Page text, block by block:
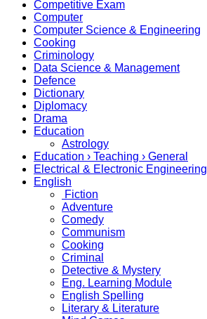
Competitive Exam
Computer
Computer Science & Engineering
Cooking
Criminology
Data Science & Management
Defence
Dictionary
Diplomacy
Drama
Education
Astrology
Education › Teaching › General
Electrical & Electronic Engineering
English
Fiction
Adventure
Comedy
Communism
Cooking
Criminal
Detective & Mystery
Eng. Learning Module
English Spelling
Literary & Literature